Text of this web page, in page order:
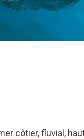
côtier, fluvial,